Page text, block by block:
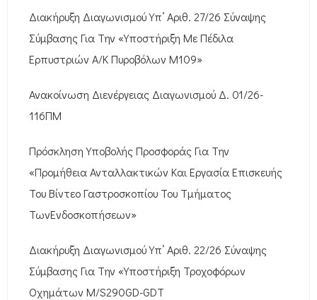
Διακήρυξη Διαγωνισμού Υπ’ Αριθ. 27/26 Σύναψης
Σύμβασης Για Την «Υποστήριξη Με Πέδιλα
Ερπυστριών Α/Κ Πυροβόλων M109»
Ανακοίνωση Διενέργειας Διαγωνισμού Δ. 01/26-
116ΠΜ
Πρόσκληση Υποβολής Προσφοράς Για Την
«Προμήθεια Ανταλλακτικών Και Εργασία Επισκευής
Του Βίντεο Γαστροσκοπίου Του Τμήματος
ΤωνΕνδοσκοπήσεων»
Διακήρυξη Διαγωνισμού Υπ’ Αριθ. 22/26 Σύναψης
Σύμβασης Για Την «Υποστήριξη Τροχοφόρων
Οχημάτων M/S290GD-GDT